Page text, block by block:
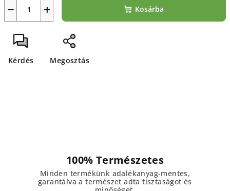
+
− Kosárba
Kérdés Megosztás
100% Természetes
Minden termékünk adalékanyag-mentes,
garantálva a természet adta tisztaságot és